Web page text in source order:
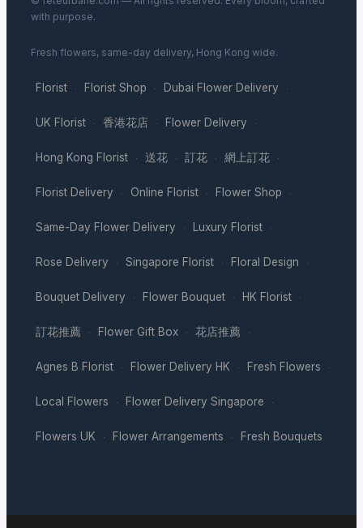
with purpose.
Fresh flowers, same-day delivery, Hong Kong wide.
Florist · Florist Shop · Dubai Flower Delivery ·
UK Florist · 香港花店 · Flower Delivery ·
Hong Kong Florist · 送花 · 訂花 · 網上訂花 ·
Florist Delivery · Online Florist · Flower Shop ·
Same-Day Flower Delivery · Luxury Florist ·
Rose Delivery · Singapore Florist · Floral Design ·
Bouquet Delivery · Flower Bouquet · HK Florist ·
訂花推薦 · Flower Gift Box · 花店推薦 ·
Agnes B Florist · Flower Delivery HK · Fresh Flowers ·
Local Flowers · Flower Delivery Singapore ·
Flowers UK · Flower Arrangements · Fresh Bouquets